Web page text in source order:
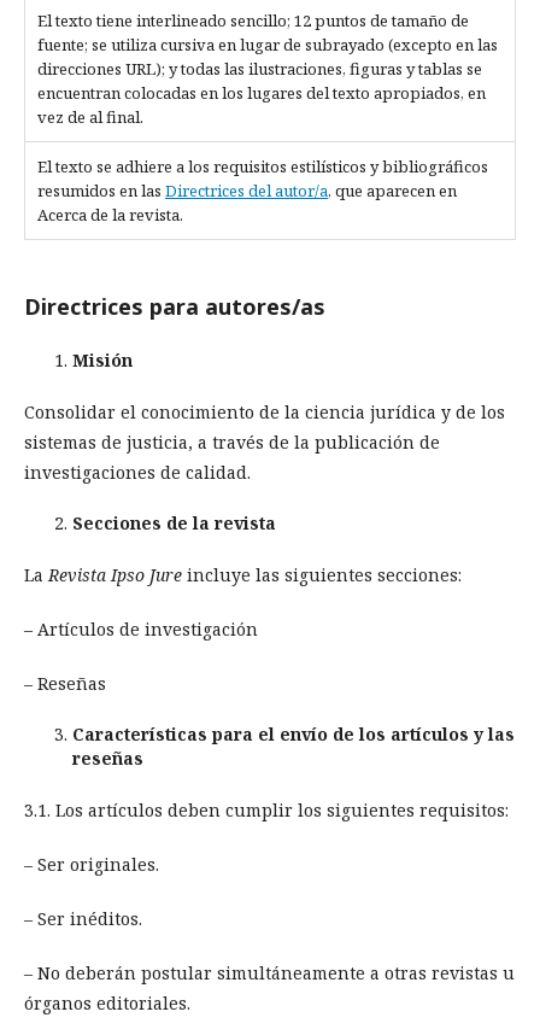
El texto tiene interlineado sencillo; 12 puntos de tamaño de
fuente; se utiliza cursiva en lugar de subrayado (excepto en las
direcciones URL); y todas las ilustraciones, figuras y tablas se
encuentran colocadas en los lugares del texto apropiados, en
vez de al final.
El texto se adhiere a los requisitos estilísticos y bibliográficos
resumidos en las Directrices del autor/a, que aparecen en
Acerca de la revista.
Directrices para autores/as
Misión
Consolidar el conocimiento de la ciencia jurídica y de los
sistemas de justicia, a través de la publicación de
investigaciones de calidad.
Secciones de la revista
La Revista Ipso Jure incluye las siguientes secciones:
– Artículos de investigación
– Reseñas
Características para el envío de los artículos y las
reseñas
3.1. Los artículos deben cumplir los siguientes requisitos:
– Ser originales.
– Ser inéditos.
– No deberán postular simultáneamente a otras revistas u
órganos editoriales.